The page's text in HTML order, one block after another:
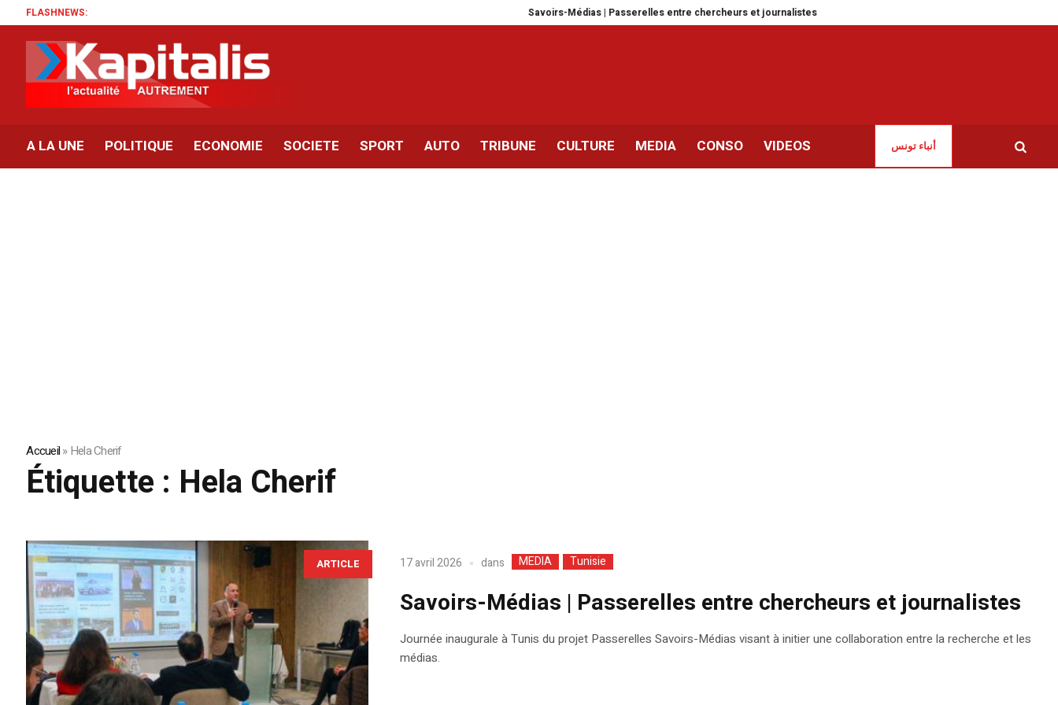
FLASHNEWS: Savoirs-Médias | Passerelles entre chercheurs et journalistes Tunisie | Le déficit commercial poursuit son
A LA UNE POLITIQUE ECONOMIE SOCIETE SPORT AUTO TRIBUNE CULTURE MEDIA CONSO VIDEOS أنباء تونس
Accueil»Hela Cherif
Étiquette : Hela Cherif
ARTICLE 17 avril 2026 dans MEDIA Tunisie
Savoirs-Médias | Passerelles entre chercheurs et journalistes
Journée inaugurale à Tunis du projet Passerelles Savoirs-Médias visant à initier une collaboration entre la recherche et les
médias.